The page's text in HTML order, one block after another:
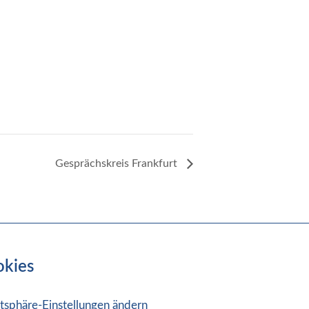
Gesprächskreis Frankfurt
Einstellungen ändern